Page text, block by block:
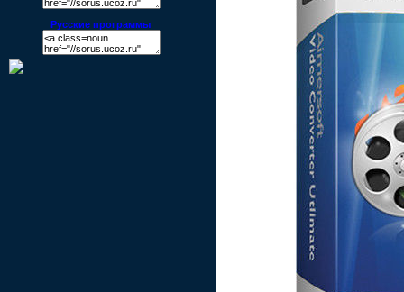
Русские программы